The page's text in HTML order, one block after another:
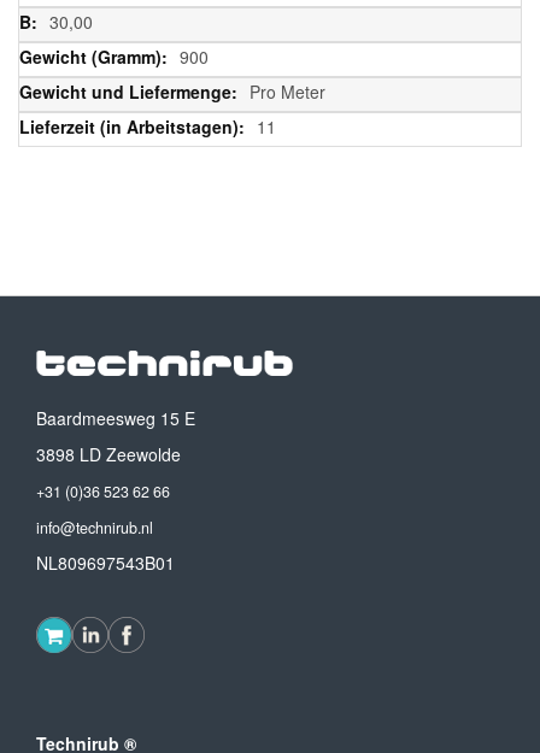
30,00
900
Pro Meter
11
Baardmeesweg 15 E
3898 LD Zeewolde
+31 (0)36 523 62 66
info@technirub.nl
NL809697543B01
Technirub ®